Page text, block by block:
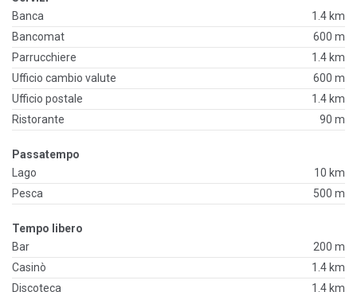
Banca
1.4 km
Bancomat
600 m
Parrucchiere
1.4 km
Ufficio cambio valute
600 m
Ufficio postale
1.4 km
Ristorante
90 m
Passatempo
Lago
10 km
Pesca
500 m
Tempo libero
Bar
200 m
Casinò
1.4 km
Discoteca
1.4 km